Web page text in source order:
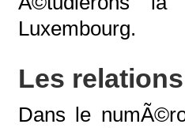
Luxembourg.
Les
Dans le